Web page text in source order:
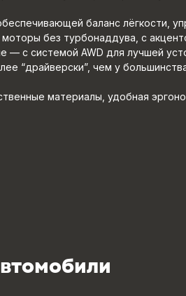
баланс лёгкости,
без турбонаддува, с
с системой AWD для лучшей
“драйверски”, чем у
материалы, удобная